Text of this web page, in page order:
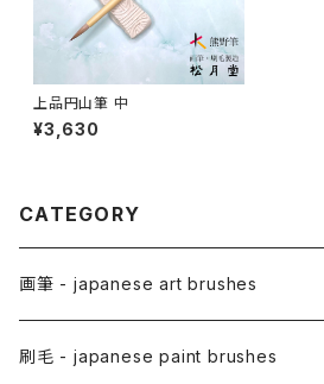
上品円山筆 中
¥3,630
CATEGORY
画筆 - japanese art brushes
アニメ用筆 / ANIME(draw anime)
刷毛 - japanese paint brushes